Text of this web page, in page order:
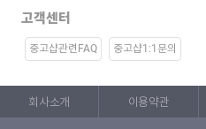
고객센터
중고샵관련FAQ 중고샵1:1문의
회사소개 이용약관